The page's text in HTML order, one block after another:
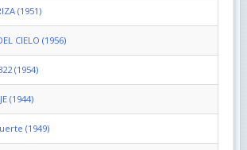
(1951)
CIELO (1956)
(1954)
(1944)
(1949)